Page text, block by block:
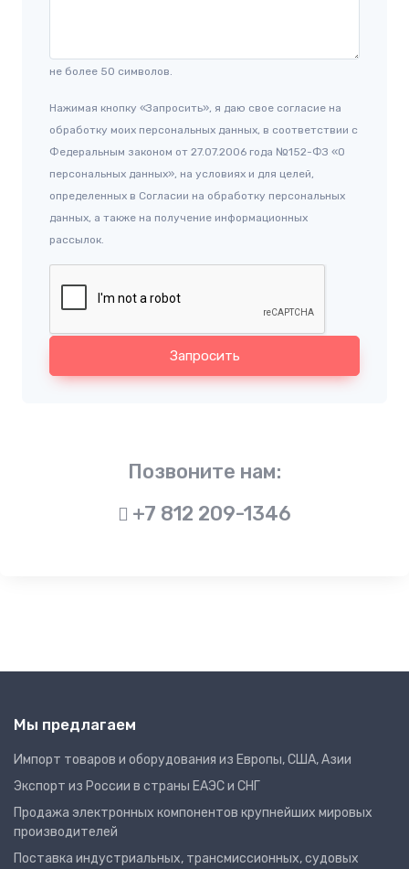
не более 50 символов.
Нажимая кнопку «Запросить», я даю свое согласие на
обработку моих персональных данных, в соответствии с
Федеральным законом от 27.07.2006 года №152-ФЗ «О
персональных данных», на условиях и для целей,
определенных в Согласии на обработку персональных
данных, а также на получение информационных
рассылок.
Запросить
Позвоните нам:
+7 812 209-1346
Мы предлагаем
Импорт товаров и оборудования из Европы, США, Азии
Экспорт из России в страны ЕАЭС и СНГ
Продажа электронных компонентов крупнейших мировых
производителей
Поставка индустриальных, трансмиссионных, судовых